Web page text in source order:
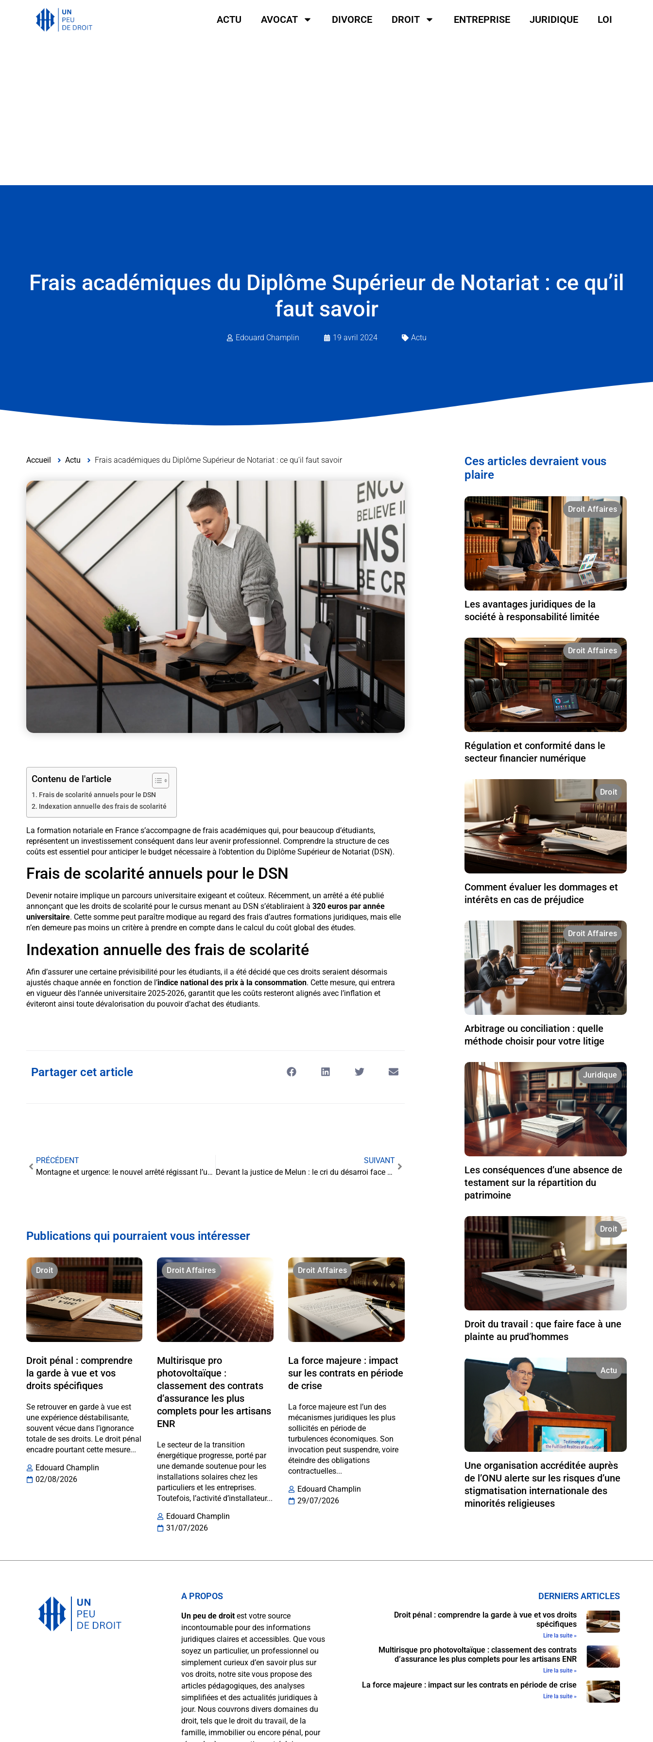
ACTU AVOCAT DIVORCE DROIT ENTREPRISE JURIDIQUE LOI
Frais académiques du Diplôme Supérieur de Notariat : ce qu’il
faut savoir
Edouard Champlin 19 avril 2024 Actu
Accueil Actu Frais académiques du Diplôme Supérieur de Notariat : ce qu’il faut savoir
Contenu de l'article
Frais de scolarité annuels pour le DSN
Indexation annuelle des frais de scolarité
La formation notariale en France s’accompagne de frais académiques qui, pour beaucoup d’étudiants,
représentent un investissement conséquent dans leur avenir professionnel. Comprendre la structure de ces
coûts est essentiel pour anticiper le budget nécessaire à l’obtention du Diplôme Supérieur de Notariat (DSN).
Frais de scolarité annuels pour le DSN
Devenir notaire implique un parcours universitaire exigeant et coûteux. Récemment, un arrêté a été publié
annonçant que les droits de scolarité pour le cursus menant au DSN s’établiraient à 320 euros par année
universitaire. Cette somme peut paraître modique au regard des frais d’autres formations juridiques, mais elle
n’en demeure pas moins un critère à prendre en compte dans le calcul du coût global des études.
Indexation annuelle des frais de scolarité
Afin d’assurer une certaine prévisibilité pour les étudiants, il a été décidé que ces droits seraient désormais
ajustés chaque année en fonction de l’indice national des prix à la consommation. Cette mesure, qui entrera
en vigueur dès l’année universitaire 2025-2026, garantit que les coûts resteront alignés avec l’inflation et
éviteront ainsi toute dévalorisation du pouvoir d’achat des étudiants.
Partager cet article
PRÉCÉDENT
Montagne et urgence: le nouvel arrêté régissant l’usage des hélicoptères monomoteurs pour les secours
SUIVANT
Devant la justice de Melun : le cri du désarroi face à une illusion de richesse
Publications qui pourraient vous intéresser
Droit
Droit pénal : comprendre
la garde à vue et vos
droits spécifiques
Se retrouver en garde à vue est
une expérience déstabilisante,
souvent vécue dans l’ignorance
totale de ses droits. Le droit pénal
encadre pourtant cette mesure...
Edouard Champlin
02/08/2026
Droit Affaires
Multirisque pro
photovoltaïque :
classement des contrats
d’assurance les plus
complets pour les artisans
ENR
Le secteur de la transition
énergétique progresse, porté par
une demande soutenue pour les
installations solaires chez les
particuliers et les entreprises.
Toutefois, l’activité d’installateur...
Edouard Champlin
31/07/2026
Droit Affaires
La force majeure : impact
sur les contrats en période
de crise
La force majeure est l’un des
mécanismes juridiques les plus
sollicités en période de
turbulences économiques. Son
invocation peut suspendre, voire
éteindre des obligations
contractuelles...
Edouard Champlin
29/07/2026
Ces articles devraient vous
plaire
Droit Affaires
Les avantages juridiques de la
société à responsabilité limitée
Droit Affaires
Régulation et conformité dans le
secteur financier numérique
Droit
Comment évaluer les dommages et
intérêts en cas de préjudice
Droit Affaires
Arbitrage ou conciliation : quelle
méthode choisir pour votre litige
Juridique
Les conséquences d’une absence de
testament sur la répartition du
patrimoine
Droit
Droit du travail : que faire face à une
plainte au prud’hommes
Actu
Une organisation accréditée auprès
de l’ONU alerte sur les risques d’une
stigmatisation internationale des
minorités religieuses
A PROPOS
Un peu de droitest votre source
incontournable pour des informations
juridiques claires et accessibles. Que vous
soyez un particulier, un professionnel ou
simplement curieux d’en savoir plus sur
vos droits, notre site vous propose des
articles pédagogiques, des analyses
simplifiées et des actualités juridiques à
jour. Nous couvrons divers domaines du
droit, tels que le droit du travail, de la
famille, immobilier ou encore pénal, pour
DERNIERS ARTICLES
Droit pénal : comprendre la garde à vue et vos droits
spécifiques
Lire la suite »
Multirisque pro photovoltaïque : classement des contrats
d’assurance les plus complets pour les artisans ENR
Lire la suite »
La force majeure : impact sur les contrats en période de crise
Lire la suite »